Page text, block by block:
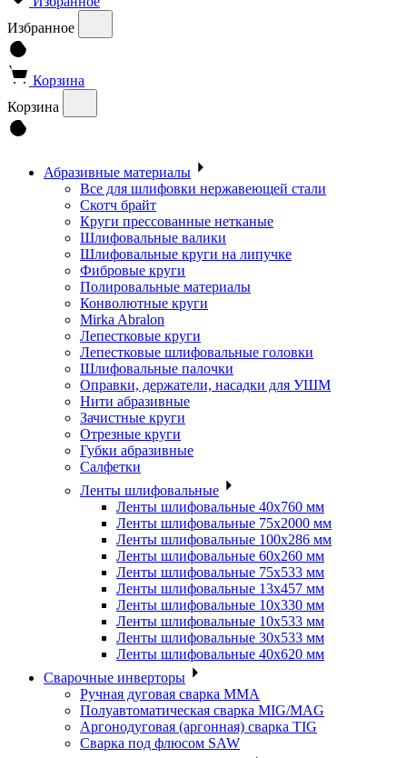
Избранное
Корзина
Корзина
Абразивные материалы
Все для шлифовки нержавеющей стали
Скотч брайт
Круги прессованные нетканые
Шлифовальные валики
Шлифовальные круги на липучке
Фибровые круги
Полировальные материалы
Конволютные круги
Mirka Abralon
Лепестковые круги
Лепестковые шлифовальные головки
Шлифовальные палочки
Оправки, держатели, насадки для УШМ
Нити абразивные
Зачистные круги
Отрезные круги
Губки абразивные
Салфетки
Ленты шлифовальные
Ленты шлифовальные 40х760 мм
Ленты шлифовальные 75х2000 мм
Ленты шлифовальные 100х286 мм
Ленты шлифовальные 60х260 мм
Ленты шлифовальные 75х533 мм
Ленты шлифовальные 13х457 мм
Ленты шлифовальные 10х330 мм
Ленты шлифовальные 10х533 мм
Ленты шлифовальные 30х533 мм
Ленты шлифовальные 40х620 мм
Сварочные инверторы
Ручная дуговая сварка MMA
Полуавтоматическая сварка MIG/MAG
Аргонодуговая (аргонная) сварка TIG
Сварка под флюсом SAW